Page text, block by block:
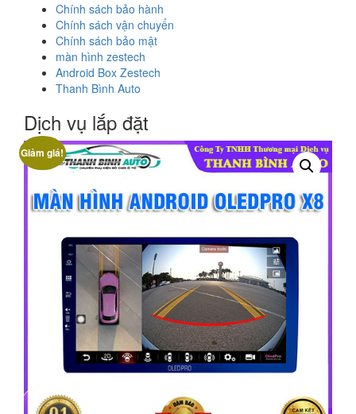
Chính sách bảo hành
Chính sách vận chuyển
Chính sách bảo mật
màn hình zestech
Android Box Zestech
Thanh Bình Auto
Dịch vụ lắp đặt
Giảm giá!